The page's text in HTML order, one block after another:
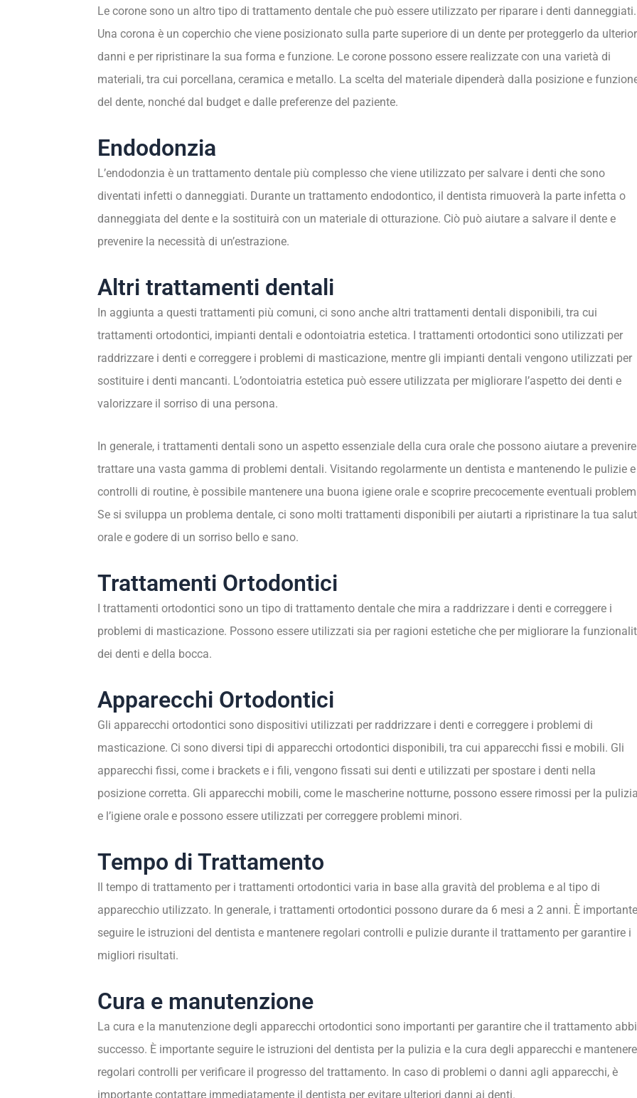
Le corone sono un altro tipo di trattamento dentale che può essere utilizzato per riparare i denti danneggiati.
Una corona è un coperchio che viene posizionato sulla parte superiore di un dente per proteggerlo da
danni e per ripristinare la sua forma e funzione. Le corone possono essere realizzate con una varietà di
materiali, tra cui porcellana, ceramica e metallo. La scelta del materiale dipenderà dalla posizione e
del dente, nonché dal budget e dalle preferenze del paziente.
Endodonzia
L’endodonzia è un trattamento dentale più complesso che viene utilizzato per salvare i denti che sono
diventati infetti o danneggiati. Durante un trattamento endodontico, il dentista rimuoverà la parte infetta o
danneggiata del dente e la sostituirà con un materiale di otturazione. Ciò può aiutare a salvare il dente e
prevenire la necessità di un’estrazione.
Altri trattamenti dentali
In aggiunta a questi trattamenti più comuni, ci sono anche altri trattamenti dentali disponibili, tra cui
trattamenti ortodontici, impianti dentali e odontoiatria estetica. I trattamenti ortodontici sono utilizzati per
raddrizzare i denti e correggere i problemi di masticazione, mentre gli impianti dentali vengono utilizzati per
sostituire i denti mancanti. L’odontoiatria estetica può essere utilizzata per migliorare l’aspetto dei denti e
valorizzare il sorriso di una persona.
In generale, i trattamenti dentali sono un aspetto essenziale della cura orale che possono aiutare a
trattare una vasta gamma di problemi dentali. Visitando regolarmente un dentista e mantenendo le pulizie e
controlli di routine, è possibile mantenere una buona igiene orale e scoprire precocemente eventuali
Se si sviluppa un problema dentale, ci sono molti trattamenti disponibili per aiutarti a ripristinare la tua
orale e godere di un sorriso bello e sano.
Trattamenti Ortodontici
I trattamenti ortodontici sono un tipo di trattamento dentale che mira a raddrizzare i denti e correggere i
problemi di masticazione. Possono essere utilizzati sia per ragioni estetiche che per migliorare la
dei denti e della bocca.
Apparecchi Ortodontici
Gli apparecchi ortodontici sono dispositivi utilizzati per raddrizzare i denti e correggere i problemi di
masticazione. Ci sono diversi tipi di apparecchi ortodontici disponibili, tra cui apparecchi fissi e mobili. Gli
apparecchi fissi, come i brackets e i fili, vengono fissati sui denti e utilizzati per spostare i denti nella
posizione corretta. Gli apparecchi mobili, come le mascherine notturne, possono essere rimossi per la
e l’igiene orale e possono essere utilizzati per correggere problemi minori.
Tempo di Trattamento
Il tempo di trattamento per i trattamenti ortodontici varia in base alla gravità del problema e al tipo di
apparecchio utilizzato. In generale, i trattamenti ortodontici possono durare da 6 mesi a 2 anni. È importante
seguire le istruzioni del dentista e mantenere regolari controlli e pulizie durante il trattamento per garantire i
migliori risultati.
Cura e manutenzione
La cura e la manutenzione degli apparecchi ortodontici sono importanti per garantire che il trattamento
successo. È importante seguire le istruzioni del dentista per la pulizia e la cura degli apparecchi e mantenere
regolari controlli per verificare il progresso del trattamento. In caso di problemi o danni agli apparecchi, è
importante contattare immediatamente il dentista per evitare ulteriori danni ai denti.